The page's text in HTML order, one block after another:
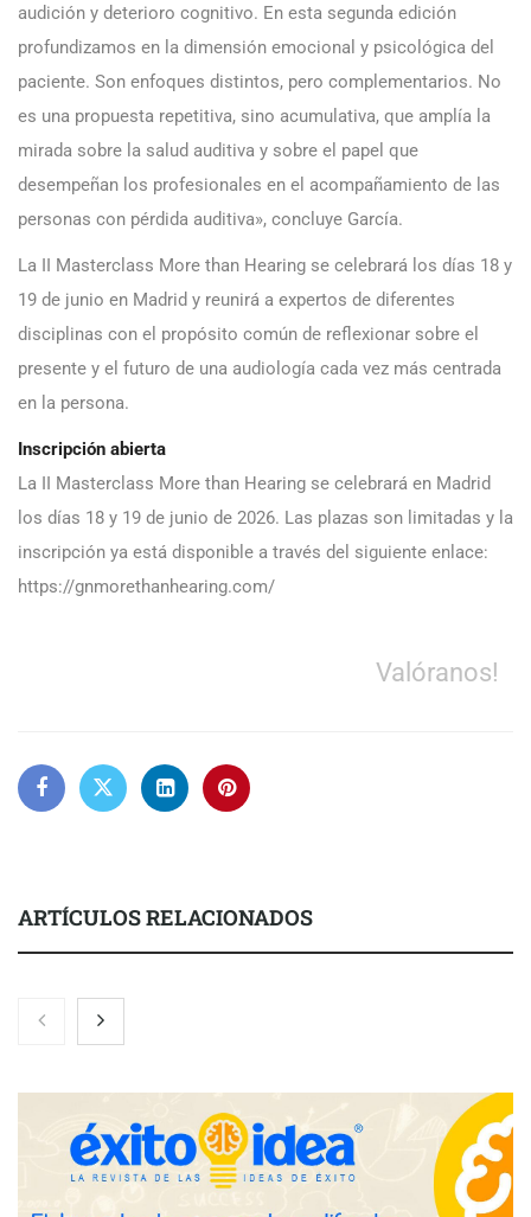
audición y deterioro cognitivo. En esta segunda edición
profundizamos en la dimensión emocional y psicológica del
paciente. Son enfoques distintos, pero complementarios. No
es una propuesta repetitiva, sino acumulativa, que amplía la
mirada sobre la salud auditiva y sobre el papel que
desempeñan los profesionales en el acompañamiento de las
personas con pérdida auditiva», concluye García.
La II Masterclass More than Hearing se celebrará los días 18 y
19 de junio en Madrid y reunirá a expertos de diferentes
disciplinas con el propósito común de reflexionar sobre el
presente y el futuro de una audiología cada vez más centrada
en la persona.
Inscripción abierta
La II Masterclass More than Hearing se celebrará en Madrid
los días 18 y 19 de junio de 2026. Las plazas son limitadas y la
inscripción ya está disponible a través del siguiente enlace:
https://gnmorethanhearing.com/
Valóranos!
ARTÍCULOS RELACIONADOS
Brisas del Estrecho abastece a la hostelería de Sevilla
conectando lonjas con establecimientos